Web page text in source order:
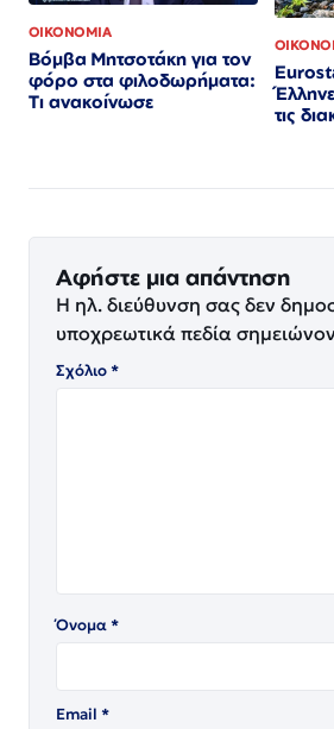
ΟΙΚΟΝΟΜΙΑ
Βόμβα Μητσοτάκη για τον
φόρο στα φιλοδωρήματα:
Τι ανακοίνωσε
τις
Αφήστε μια απάντηση
Η ηλ. διεύθυνση σας δεν
υποχρεωτικά πεδία
Σχόλιο*
Όνομα*
Email *